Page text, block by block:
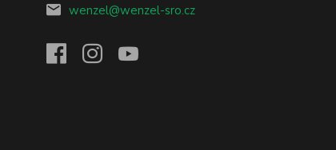
wenzel@wenzel-sro.cz